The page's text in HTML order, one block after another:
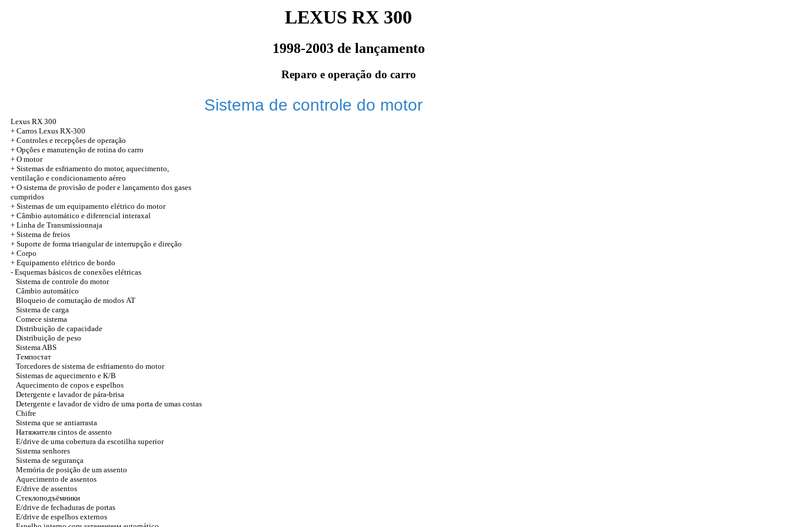
LEXUS RX 300
1998-2003 de lançamento
Reparo e operação do carro
Lexus RX 300
+ Carros Lexus RX-300
+ Controles e recepções de operação
+ Opções e manutenção de rotina do carro
+ O motor
+ Sistemas de esfriamento do motor, aquecimento,
ventilação e condicionamento aéreo
+ O sistema de provisão de poder e lançamento dos gases
cumpridos
+ Sistemas de um equipamento elétrico do motor
+ Câmbio automático e diferencial interaxal
+ Linha de Transmissionnaja
+ Sistema de freios
+ Suporte de forma triangular de interrupção e direção
+ Corpo
+ Equipamento elétrico de bordo
- Esquemas básicos de conexões elétricas
Sistema de controle do motor
Câmbio automático
Bloqueio de comutação de modos АТ
Sistema de carga
Comece sistema
Distribuição de capacidade
Distribuição de peso
Sistema ABS
Темпостат
Torcedores de sistema de esfriamento do motor
Sistemas de aquecimento e К/В
Aquecimento de copos e espelhos
Detergente e lavador de pára-brisa
Detergente e lavador de vidro de uma porta de umas costas
Chifre
Sistema que se antiarrasta
Натяжители cintos de assento
E/drive de uma cobertura da escotilha superior
Sistema senhores
Sistema de segurança
Memória de posição de um assento
Aquecimento de assentos
E/drive de assentos
Стеклоподъёмники
E/drive de fechaduras de portas
E/drive de espelhos externos
Sistema de controle do motor